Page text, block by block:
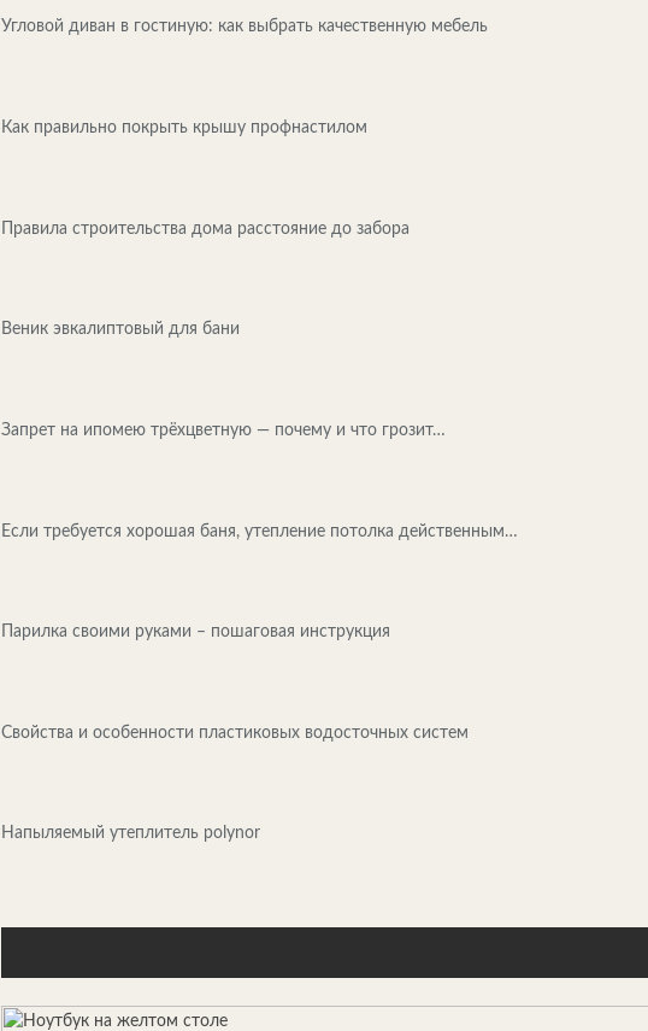
Угловой диван в гостиную: как выбрать качественную мебель
Как правильно покрыть крышу профнастилом
Правила строительства дома расстояние до забора
Веник эвкалиптовый для бани
Запрет на ипомею трёхцветную — почему и что грозит…
Если требуется хорошая баня, утепление потолка действенным…
Парилка своими руками – пошаговая инструкция
Свойства и особенности пластиковых водосточных систем
Напыляемый утеплитель polynor